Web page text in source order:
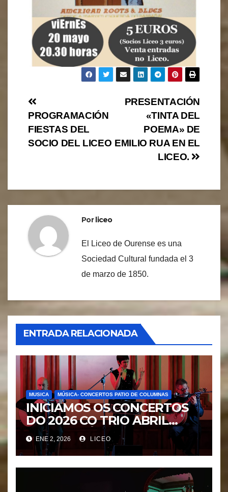
Navegación
de
entradas
PRESENTACIÓN
«TINTA DEL
POEMA» DE
EMILIO RUA EN EL
LICEO.
PROGRAMACIÓN
FIESTAS DEL
SOCIO DEL LICEO
Por liceo
El Liceo de Ourense es una
Sociedad Cultural fundada el 3
de marzo de 1850.
ENTRADA RELACIONADA
MUSICA MÚSICA- CONCERTOS PATIO DE COLUMNAS
INICIAMOS OS CONCERTOS
DO 2026 CO TRIO ABRIL
FADO ATLÁNTICO.
ENE 2, 2026 LICEO